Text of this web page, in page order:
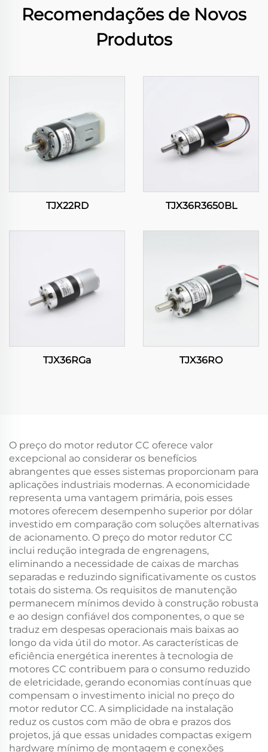
Recomendações de Novos
Produtos
TJX22RD TJX36R3650BL
TJX36RGa TJX36RO
O preço do motor redutor CC oferece valor
excepcional ao considerar os benefícios
abrangentes que esses sistemas proporcionam para
aplicações industriais modernas. A economicidade
representa uma vantagem primária, pois esses
motores oferecem desempenho superior por dólar
investido em comparação com soluções alternativas
de acionamento. O preço do motor redutor CC
inclui redução integrada de engrenagens,
eliminando a necessidade de caixas de marchas
separadas e reduzindo significativamente os custos
totais do sistema. Os requisitos de manutenção
permanecem mínimos devido à construção robusta
e ao design confiável dos componentes, o que se
traduz em despesas operacionais mais baixas ao
longo da vida útil do motor. As características de
eficiência energética inerentes à tecnologia de
motores CC contribuem para o consumo reduzido
de eletricidade, gerando economias contínuas que
compensam o investimento inicial no preço do
motor redutor CC. A simplicidade na instalação
reduz os custos com mão de obra e prazos dos
projetos, já que essas unidades compactas exigem
hardware mínimo de montagem e conexões